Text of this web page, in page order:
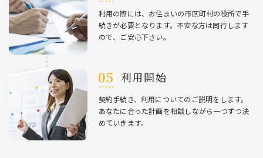
利⽤の際には、お住まいの市区町村の役所で⼿
続きが必要となります。不安な⽅は同⾏します
ので、ご安⼼下さい。
利⽤開始
契約⼿続き、利⽤についてのご説明をします。
あなたに合った計画を相談しながら⼀つずつ決
めていきます。